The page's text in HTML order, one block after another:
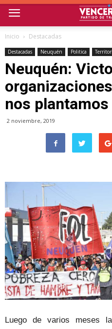
Inicio Destacadas
Destacadas Neuquén Politica
Neuquén:
nos
2 noviembre, 2019
Luego de varios meses